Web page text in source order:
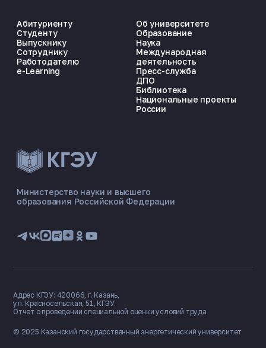
Министерство науки и высшего
образования Российской Федерации
Абитуриенту
Студенту
Выпускнику
Сотруднику
Работодателю
e-Learning
Об университете
Образование
Наука
Международная
деятельность
Пресс-служба
ДПО
Библиотека
Национальные проекты
России
© 2025 Казанский государственный энергетический университет
Адрес КГЭУ: 420066, г. Казань,
ул. Красносельская, 51, КГЭУ.
Отчет о проведении специальной оценки условий труда